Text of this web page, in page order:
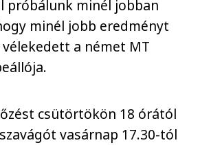
próbálunk minél jobban
minél jobb eredményt
a német MT
csütörtökön 18 órától
vasárnap 17.30-tól